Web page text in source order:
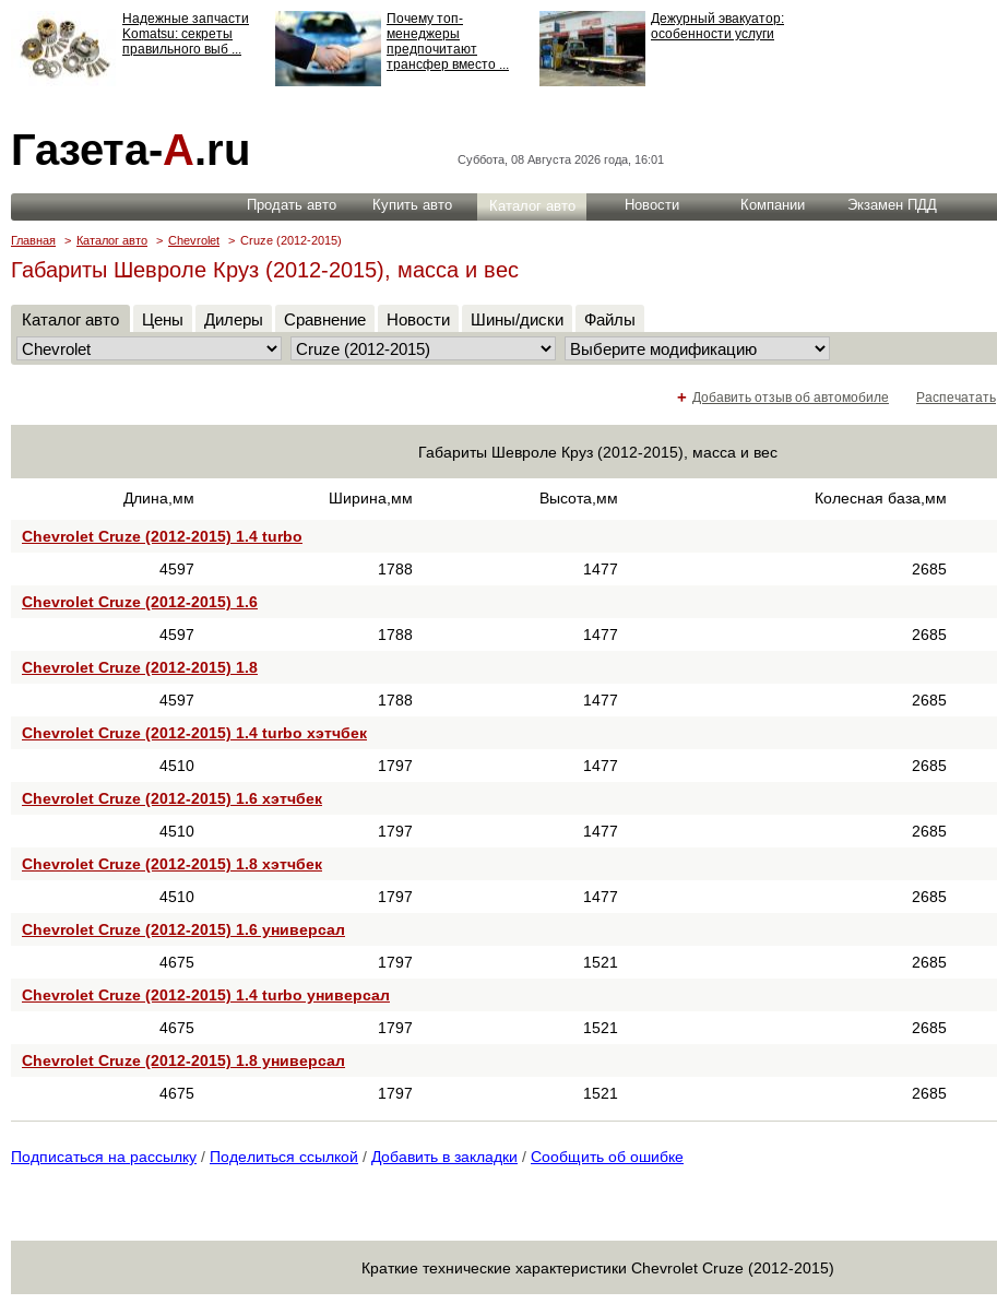
Надежные запчасти
Komatsu: секреты
правильного выб ...
Почему топ-
менеджеры
предпочитают
трансфер вместо ...
Дежурный эвакуатор:
особенности услуги
ответственности: все,
что нужно знать ...
Газета-А.ru Суббота, 08 Августа 2026 года, 16:01
Продать авто Купить авто Каталог авто Новости Компании Экзамен ПДД
Главная > Каталог авто > Chevrolet > Cruze (2012-2015)
Габариты Шевроле Круз (2012-2015), масса и вес
Каталог авто Цены Дилеры Сравнение Новости Шины/диски Файлы
Распечатать
+ Добавить отзыв об автомобиле
Габариты Шевроле Круз (2012-2015), масса и вес
Длина,мм Ширина,мм Высота,мм Колесная база,мм
Chevrolet Cruze (2012-2015) 1.4 turbo
4597
1788 1477 2685
Chevrolet Cruze (2012-2015) 1.6
4597
1788 1477 2685
Chevrolet Cruze (2012-2015) 1.8
4597
1788 1477 2685
Chevrolet Cruze (2012-2015) 1.4 turbo хэтчбек
4510
1797 1477 2685
Chevrolet Cruze (2012-2015) 1.6 хэтчбек
4510
1797 1477 2685
Chevrolet Cruze (2012-2015) 1.8 хэтчбек
4510
1797 1477 2685
Chevrolet Cruze (2012-2015) 1.6 универсал
4675
1797 1521 2685
Chevrolet Cruze (2012-2015) 1.4 turbo универсал
4675
1797 1521 2685
Chevrolet Cruze (2012-2015) 1.8 универсал
4675
1797 1521 2685
Подписаться на рассылку / Поделиться ссылкой / Добавить в закладки / Сообщить об ошибке
Краткие технические характеристики Chevrolet Cruze (2012-2015)